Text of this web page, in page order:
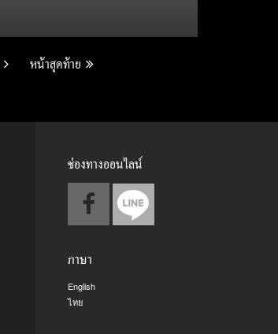
หน้าสุดท้าย
ช่องทางออนไลน์
ภาษา
English
ไทย